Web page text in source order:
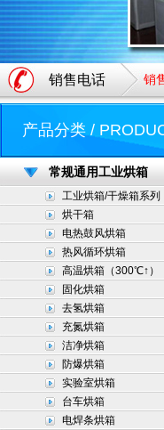
销售电话 销
产品分类 /
常规通用工业烘箱
工业烘箱/干燥箱系列
烘干箱
电热鼓风烘箱
热风循环烘箱
高温烘箱（300℃↑）
固化烘箱
去氢烘箱
充氮烘箱
洁净烘箱
防爆烘箱
实验室烘箱
台车烘箱
电焊条烘箱